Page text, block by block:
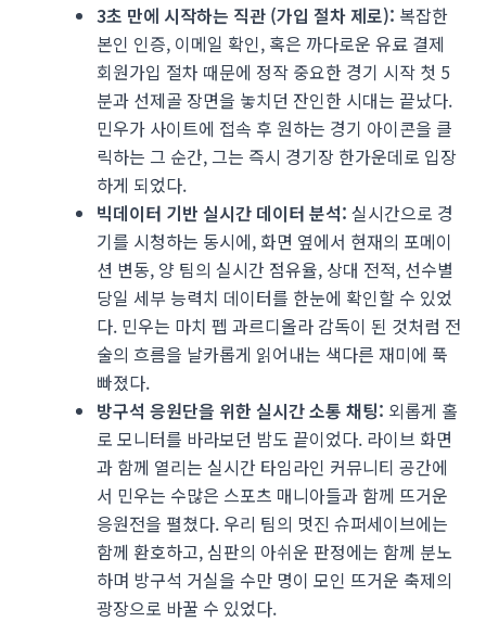
3초 만에 시작하는 직관 (가입 절차 제로): 복잡한
본인 인증, 이메일 확인, 혹은 까다로운 유료 결제
회원가입 절차 때문에 정작 중요한 경기 시작 첫 5
분과 선제골 장면을 놓치던 잔인한 시대는 끝났다.
민우가 사이트에 접속 후 원하는 경기 아이콘을 클
릭하는 그 순간, 그는 즉시 경기장 한가운데로 입장
하게 되었다.
빅데이터 기반 실시간 데이터 분석: 실시간으로 경
기를 시청하는 동시에, 화면 옆에서 현재의 포메이
션 변동, 양 팀의 실시간 점유율, 상대 전적, 선수별
당일 세부 능력치 데이터를 한눈에 확인할 수 있었
다. 민우는 마치 펩 과르디올라 감독이 된 것처럼 전
술의 흐름을 날카롭게 읽어내는 색다른 재미에 푹
빠졌다.
방구석 응원단을 위한 실시간 소통 채팅: 외롭게 홀
로 모니터를 바라보던 밤도 끝이었다. 라이브 화면
과 함께 열리는 실시간 타임라인 커뮤니티 공간에
서 민우는 수많은 스포츠 매니아들과 함께 뜨거운
응원전을 펼쳤다. 우리 팀의 멋진 슈퍼세이브에는
함께 환호하고, 심판의 아쉬운 판정에는 함께 분노
하며 방구석 거실을 수만 명이 모인 뜨거운 축제의
광장으로 바꿀 수 있었다.